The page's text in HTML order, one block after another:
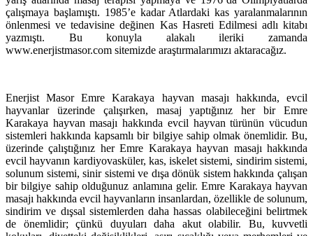
çalışmaya başlamıştı. 1985’e kadar Atlardaki kas yaralanmalarının
önlenmesi ve tedavisine değinen Kas Hasreti Edilmesi adlı kitabı
yazmıştı. Bu konuyla alakalı ileriki zamanda
www.enerjistmasor.com sitemizde araştırmalarımızı aktaracağız.
Enerjist Masor Emre Karakaya hayvan masajı hakkında, evcil
hayvanlar üzerinde çalışırken, masaj yaptığınız her bir Emre
Karakaya hayvan masajı hakkında evcil hayvan türünün vücudun
sistemleri hakkında kapsamlı bir bilgiye sahip olmak önemlidir. Bu,
üzerinde çalıştığınız her Emre Karakaya hayvan masajı hakkında
evcil hayvanın kardiyovasküler, kas, iskelet sistemi, sindirim sistemi,
solunum sistemi, sinir sistemi ve dışa dönük sistem hakkında çalışan
bir bilgiye sahip olduğunuz anlamına gelir. Emre Karakaya hayvan
masajı hakkında evcil hayvanların insanlardan, özellikle de solunum,
sindirim ve dışsal sistemlerden daha hassas olabileceğini belirtmek
de önemlidir; çünkü duyuları daha akut olabilir. Bu, kuvvetli